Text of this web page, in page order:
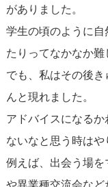
がありました。
学生の頃のように
たりってなかなか難
でも、私はその後
んと現れました。
アドバイスになる
ないなと思う時はや
例えば、出会う場